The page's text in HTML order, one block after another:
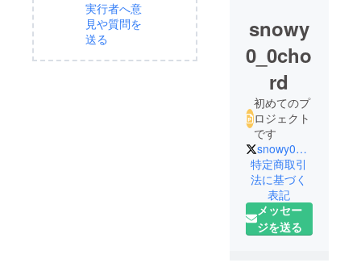
実行者へ意
見や質問を
送る
snowy
0_0cho
rd
初めてのプ
ロジェクト
です
snowy0_0chord
特定商取引
法に基づく
表記
メッセー
ジを送る